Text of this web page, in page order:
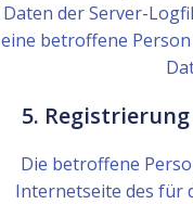
Daten der Server-
eine betroffene
5.
Die betroffene
Internetseite des für